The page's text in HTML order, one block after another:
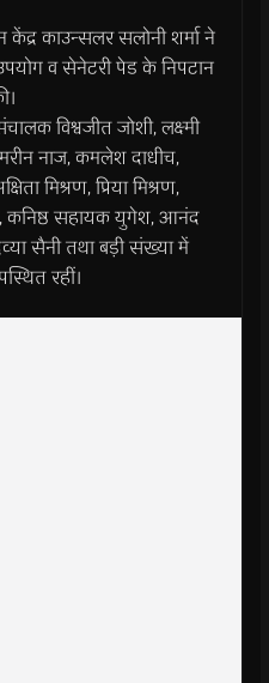
केंद्र काउन्सलर सलोनी शर्मा ने
व सेनेटरी पेड के निपटान
विश्वजीत जोशी, लक्ष्मी
नाज, कमलेश दाधीच,
मिश्रण, प्रिया मिश्रण,
कनिष्ठ सहायक युगेश, आनंद
सैनी तथा बड़ी संख्या में
रहीं।